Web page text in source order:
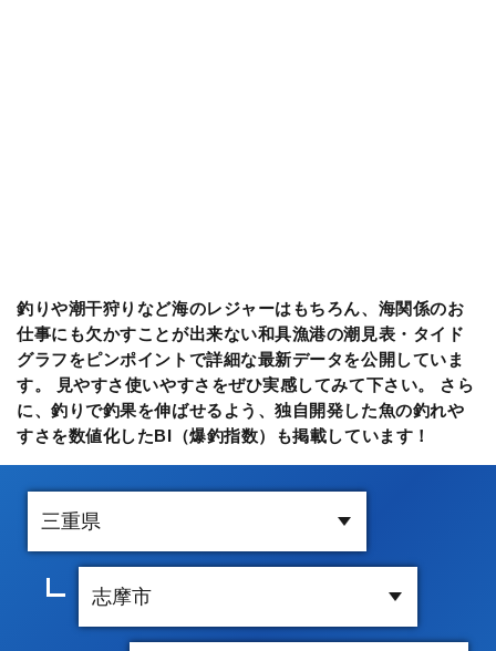
釣りや潮干狩りなど海のレジャーはもちろん、海関係のお
仕事にも欠かすことが出来ない和具漁港の潮見表・タイド
グラフをピンポイントで詳細な最新データを公開していま
す。 見やすさ使いやすさをぜひ実感してみて下さい。 さら
に、釣りで釣果を伸ばせるよう、独自開発した魚の釣れや
すさを数値化したBI（爆釣指数）も掲載しています！